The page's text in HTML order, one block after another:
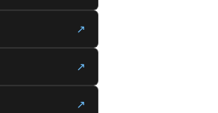
↗
↗
↗